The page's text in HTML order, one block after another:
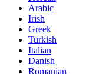
Arabic
Irish
Greek
Turkish
Italian
Danish
Romanian